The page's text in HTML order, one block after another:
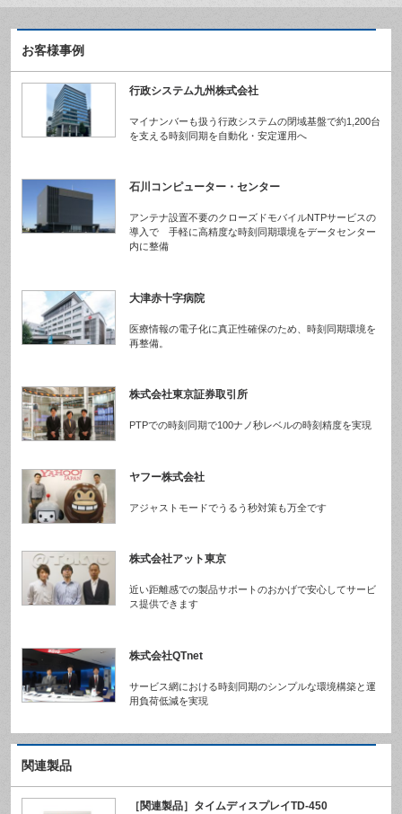
お客様事例
行政システム九州株式会社
マイナンバーも扱う行政システムの閉域基盤で約1,200台
を支える時刻同期を自動化・安定運用へ
石川コンピューター・センター
アンテナ設置不要のクローズドモバイルNTPサービスの
導入で 手軽に高精度な時刻同期環境をデータセンター
内に整備
大津赤十字病院
医療情報の電子化に真正性確保のため、時刻同期環境を
再整備。
株式会社東京証券取引所
PTPでの時刻同期で100ナノ秒レベルの時刻精度を実現
ヤフー株式会社
アジャストモードでうるう秒対策も万全です
株式会社アット東京
近い距離感での製品サポートのおかげで安心してサービ
ス提供できます
株式会社QTnet
サービス網における時刻同期のシンプルな環境構築と運
用負荷低減を実現
関連製品
［関連製品］タイムディスプレイTD-450